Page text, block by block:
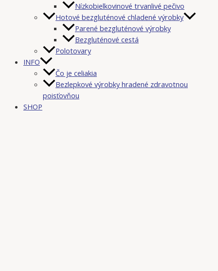
Nízkobielkovinové trvanlivé pečivo
Hotové bezgluténové chladené výrobky
Parené bezgluténové výrobky
Bezgluténové cestá
Polotovary
INFO
Čo je celiakia
Bezlepkové výrobky hradené zdravotnou
poisťovňou
SHOP